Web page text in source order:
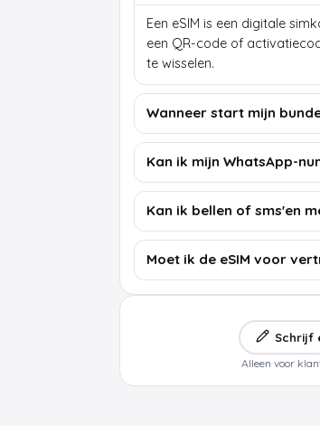
Een eSIM is een digitale
een QR-code of
te wisselen.
Wanneer start mijn
Kan ik mijn WhatsApp-
Kan ik bellen of sms'en
Moet ik de eSIM voor
Schrijf
Alleen voor